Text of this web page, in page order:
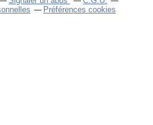
Préférences cookies